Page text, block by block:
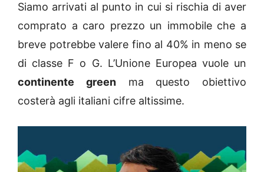
Siamo arrivati al punto in cui si rischia di aver
comprato a caro prezzo un immobile che a
breve potrebbe valere fino al 40% in meno se
di classe F o G. L’Unione Europea vuole un
continente greenma questo obiettivo
costerà agli italiani cifre altissime.